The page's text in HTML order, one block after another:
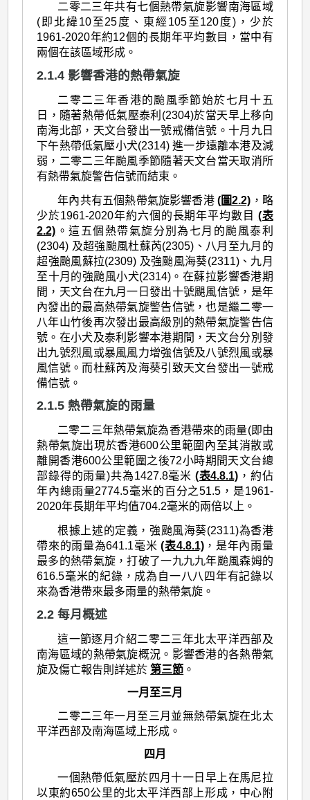
二零二三年共有七個熱帶氣旋影響南海區域
(即北緯10至25度、東經105至120度)，少於
1961-2020年約12個的長期年平均數目，當中有
兩個在該區域形成。
2.1.4 影響香港的熱帶氣旋
二零二三年香港的颱風季節始於七月十五
日，隨著熱帶低氣壓泰利(2304)於當天早上移向
南海北部，天文台發出一號戒備信號。十月九日
下午熱帶低氣壓小犬(2314) 進一步遠離本港及減
弱，二零二三年颱風季節隨著天文台當天取消所
有熱帶氣旋警告信號而結束。
年內共有五個熱帶氣旋影響香港(圖2.2) ，略
少於1961-2020年約六個的長期年平均數目 (表
2.2) 。這五個熱帶氣旋分別為七月的颱風泰利
(2304) 及超強颱風杜蘇芮(2305)、八月至九月的
超強颱風蘇拉(2309) 及強颱風海葵(2311)、九月
至十月的強颱風小犬(2314)。在蘇拉影響香港期
間，天文台在九月一日發出十號颶風信號，是年
內發出的最高熱帶氣旋警告信號，也是繼二零一
八年山竹後再次發出最高級別的熱帶氣旋警告信
號。在小犬及泰利影響本港期間，天文台分別發
出九號烈風或暴風風力增強信號及八號烈風或暴
風信號。而杜蘇芮及海葵引致天文台發出一號戒
備信號。
2.1.5 熱帶氣旋的雨量
二零二三年熱帶氣旋為香港帶來的雨量(即由
熱帶氣旋出現於香港600公里範圍內至其消散或
離開香港600公里範圍之後72小時期間天文台總
部錄得的雨量)共為1427.8毫米 (表4.8.1) ，約佔
年內總雨量2774.5毫米的百分之51.5，是1961-
2020年長期年平均值704.2毫米的兩倍以上。
根據上述的定義，強颱風海葵(2311)為香港
帶來的雨量為641.1毫米(表4.8.1)，是年內雨量
最多的熱帶氣旋，打破了一九九九年颱風森姆的
616.5毫米的紀錄，成為自一八八四年有記錄以
來為香港帶來最多雨量的熱帶氣旋。
2.2 每月概述
這一節逐月介紹二零二三年北太平洋西部及
南海區域的熱帶氣旋概況。影響香港的各熱帶氣
旋及傷亡報告則詳述於第三節 。
一月至三月
二零二三年一月至三月並無熱帶氣旋在北太
平洋西部及南海區域上形成。
四月
一個熱帶低氣壓於四月十一日早上在馬尼拉
以東約650公里的北太平洋西部上形成，中心附